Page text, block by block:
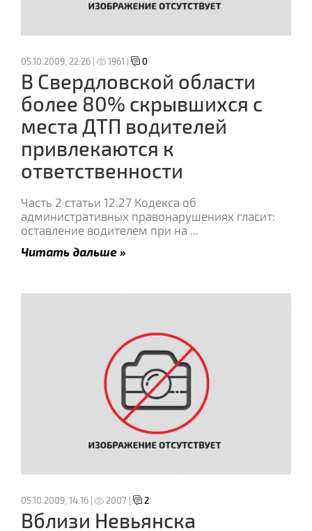
05.10.2009, 22:26 | 1961 | 0
В Свердловской области
более 80% скрывшихся с
места ДТП водителей
привлекаются к
ответственности
Часть 2 статьи 12.27 Кодекса об
административных правонарушениях гласит:
оставление водителем при на ...
Читать дальше »
05.10.2009, 14:16 | 2007 | 2
Вблизи Невьянска